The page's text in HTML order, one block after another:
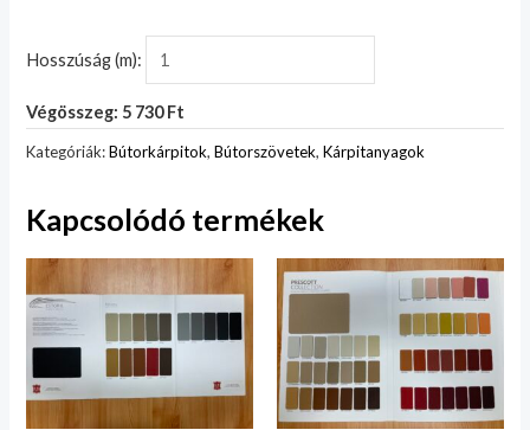
Hosszúság (m):
Végösszeg: 5 730 Ft
Kategóriák:Bútorkárpitok,Bútorszövetek,Kárpitanyagok
Kapcsolódó termékek